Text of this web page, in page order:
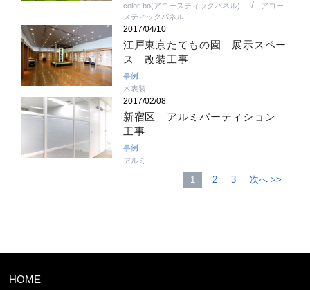
color-bo(アコースティックパネル)
アコー
スティックパネル
2017/04/10
江戸東京たてもの園 展示スペー
ス 改装工事
事例
木表装
2017/02/08
新宿区 アルミパーティション
工事
事例
アルミ
1 2 3 次へ >>
HOME